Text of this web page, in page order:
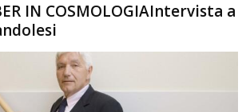
IN COSMOLOGIAIntervista a